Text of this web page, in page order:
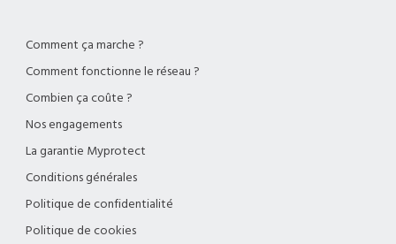
Comment ça marche ?
Comment fonctionne le réseau ?
Combien ça coûte ?
Nos engagements
La garantie Myprotect
Conditions générales
Politique de confidentialité
Politique de cookies